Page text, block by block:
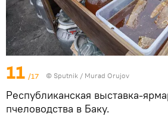
11 /17 © Sputnik / Murad Orujov
Республиканская выставка-
пчеловодства в Баку.